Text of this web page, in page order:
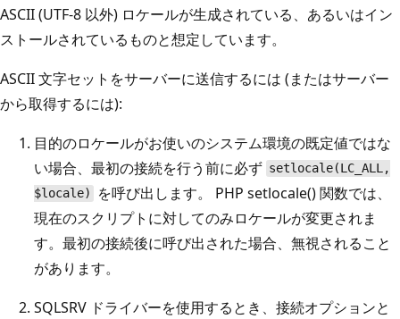
ASCII (UTF-8 以外) ロケールが生成されている、あるいはイン
ストールされているものと想定しています。
ASCII 文字セットをサーバーに送信するには (またはサーバー
から取得するには):
目的のロケールがお使いのシステム環境の既定値ではな
い場合、最初の接続を行う前に必ず setlocale(LC_ALL,
$locale)
を呼び出します。 PHP setlocale() 関数では、
現在のスクリプトに対してのみロケールが変更されま
す。最初の接続後に呼び出された場合、無視されること
があります。
SQLSRV ドライバーを使用するとき、接続オプションと